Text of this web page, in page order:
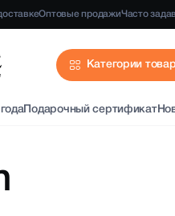
Оптовые продажиЧасто
Категории
Подарочный сертификат